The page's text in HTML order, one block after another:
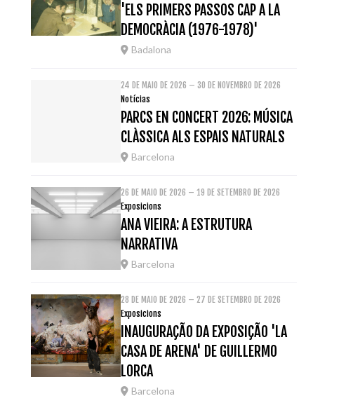
'ELS PRIMERS PASSOS CAP A LA
DEMOCRÀCIA (1976-1978)'
Badalona
24 DE MAIO DE 2026 – 30 DE NOVEMBRO DE 2026
Notícias
PARCS EN CONCERT 2026: MÚSICA
CLÀSSICA ALS ESPAIS NATURALS
Barcelona
26 DE MAIO DE 2026 – 19 DE SETEMBRO DE 2026
Exposicions
ANA VIEIRA: A ESTRUTURA
NARRATIVA
Barcelona
28 DE MAIO DE 2026 – 27 DE SETEMBRO DE 2026
Exposicions
INAUGURAÇÃO DA EXPOSIÇÃO 'LA
CASA DE ARENA' DE GUILLERMO
LORCA
Barcelona